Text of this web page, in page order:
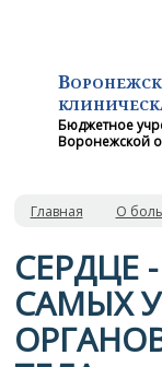
В
Бюджетное
Воронежской
Главная О
СЕРДЦЕ
САМЫХ